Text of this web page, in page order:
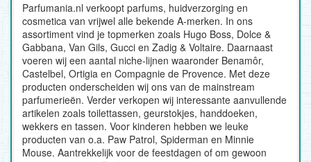
Parfumania.nl verkoopt parfums, huidverzorging en
cosmetica van vrijwel alle bekende A-merken. In ons
assortiment vind je topmerken zoals Hugo Boss, Dolce &
Gabbana, Van Gils, Gucci en Zadig & Voltaire. Daarnaast
voeren wij een aantal niche-lijnen waaronder Benamôr,
Castelbel, Ortigia en Compagnie de Provence. Met deze
producten onderscheiden wij ons van de mainstream
parfumerieën. Verder verkopen wij interessante aanvullende
artikelen zoals toilettassen, geurstokjes, handdoeken,
wekkers en tassen. Voor kinderen hebben we leuke
producten van o.a. Paw Patrol, Spiderman en Minnie
Mouse. Aantrekkelijk voor de feestdagen of om gewoon